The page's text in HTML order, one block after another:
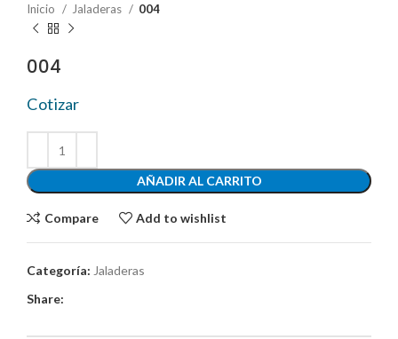
Inicio Jaladeras 004
004
Cotizar
AÑADIR AL CARRITO
Compare Add to wishlist
Categoría: Jaladeras
Share: